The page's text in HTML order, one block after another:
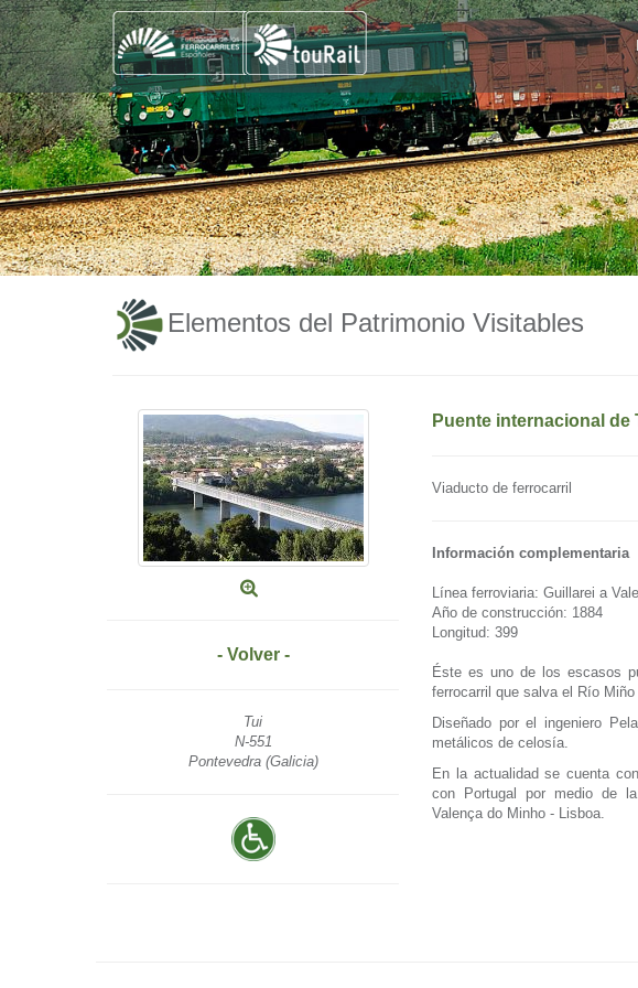
Elementos del Patrimonio Visitables
- Volver -
Tui
N-551
Pontevedra (Galicia)
Puente internacional de
Viaducto de ferrocarril
Información complementaria
Línea ferroviaria: Guillarei a
Año de construcción: 1884
Longitud: 399
Éste es uno de los escasos
ferrocarril que salva el Río
Diseñado por el ingeniero
metálicos de celosía.
En la actualidad se cuenta
con Portugal por medio de
Valença do Minho - Lisboa.